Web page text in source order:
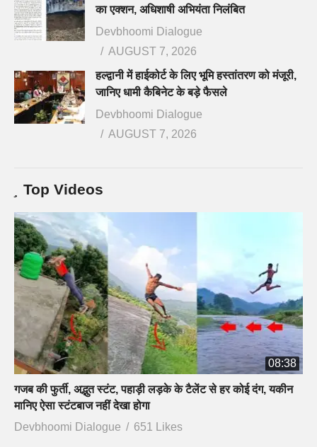
का एक्शन, अधिशाषी अभियंता निलंबित
Devbhoomi Dialogue
AUGUST 7, 2026
हल्द्वानी में हाईकोर्ट के लिए भूमि हस्तांतरण को मंजूरी,
जानिए धामी कैबिनेट के बड़े फैसले
Devbhoomi Dialogue
AUGUST 7, 2026
Top Videos
08:38
गजब की फुर्ती, अद्भुत स्टंट, पहाड़ी लड़के के टैलेंट से हर कोई दंग, यकीन
मानिए ऐसा स्टंटबाज नहीं देखा होगा
Devbhoomi Dialogue
651 Likes